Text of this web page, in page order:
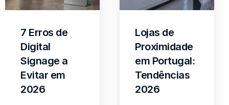
7 Erros de
Digital
Signage a
Evitar em
2026
Lojas de
Proximidade
em Portugal:
Tendências
2026